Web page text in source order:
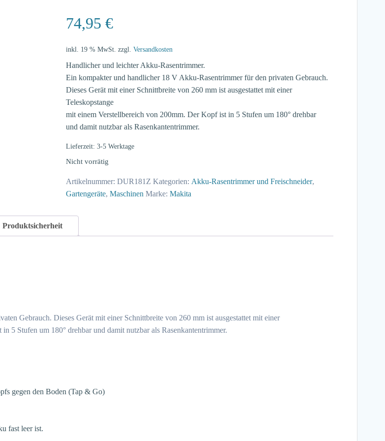
74,95 €
inkl. 19 % MwSt. zzgl. Versandkosten
Handlicher und leichter Akku-Rasentrimmer.
Ein kompakter und handlicher 18 V Akku-Rasentrimmer für den privaten Gebrauch.
Dieses Gerät mit einer Schnittbreite von 260 mm ist ausgestattet mit einer
Teleskopstange
mit einem Verstellbereich von 200mm. Der Kopf ist in 5 Stufen um 180° drehbar
und damit nutzbar als Rasenkantentrimmer.
Lieferzeit: 3-5 Werktage
Nicht vorrätig
Artikelnummer: DUR181Z Kategorien: Akku-Rasentrimmer und Freischneider,
Gartengeräte, Maschinen Marke: Makita
Produktsicherheit
Gebrauch. Dieses Gerät mit einer Schnittbreite von 260 mm ist ausgestattet mit einer
5 Stufen um 180° drehbar und damit nutzbar als Rasenkantentrimmer.
gegen den Boden (Tap & Go)
fast leer ist.